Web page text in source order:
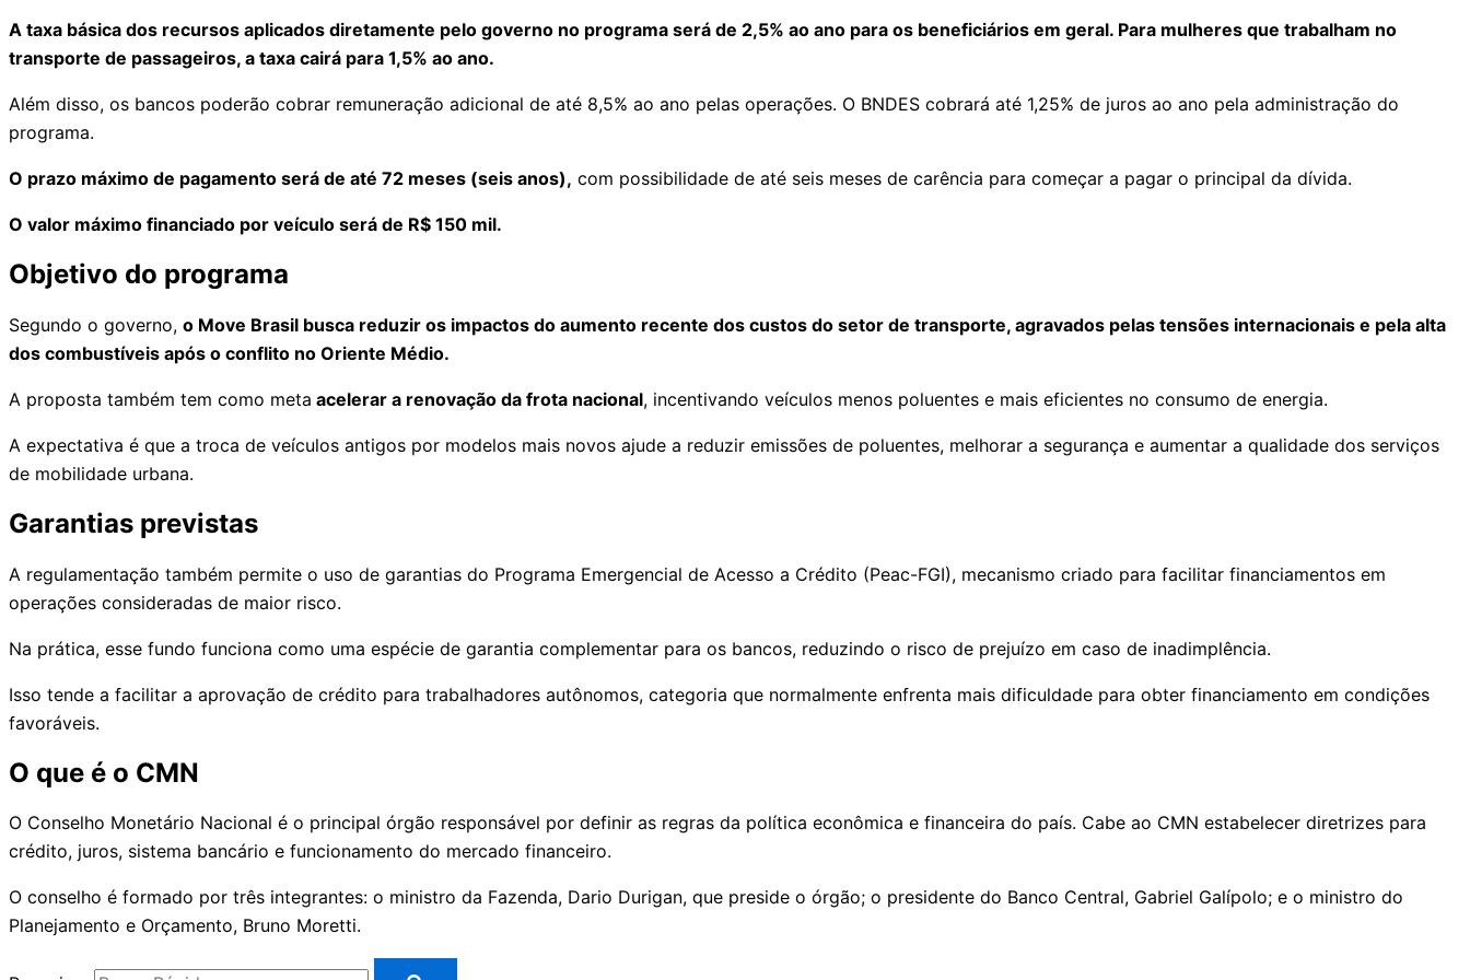
A taxa básica dos recursos aplicados diretamente pelo governo no programa será de 2,5% ao ano para os beneficiários em geral. Para mulheres que trabalham no
transporte de passageiros, a taxa cairá para 1,5% ao ano.
Além disso, os bancos poderão cobrar remuneração adicional de até 8,5% ao ano pelas operações. O BNDES cobrará até 1,25% de juros ao ano pela administração do
programa.
O prazo máximo de pagamento será de até 72 meses (seis anos), com possibilidade de até seis meses de carência para começar a pagar o principal da dívida.
O valor máximo financiado por veículo será de R$ 150 mil.
Objetivo do programa
Segundo o governo, o Move Brasil busca reduzir os impactos do aumento recente dos custos do setor de transporte, agravados pelas tensões internacionais e pela alta
dos combustíveis após o conflito no Oriente Médio.
A proposta também tem como meta acelerar a renovação da frota nacional, incentivando veículos menos poluentes e mais eficientes no consumo de energia.
A expectativa é que a troca de veículos antigos por modelos mais novos ajude a reduzir emissões de poluentes, melhorar a segurança e aumentar a qualidade dos serviços
de mobilidade urbana.
Garantias previstas
A regulamentação também permite o uso de garantias do Programa Emergencial de Acesso a Crédito (Peac-FGI), mecanismo criado para facilitar financiamentos em
operações consideradas de maior risco.
Na prática, esse fundo funciona como uma espécie de garantia complementar para os bancos, reduzindo o risco de prejuízo em caso de inadimplência.
Isso tende a facilitar a aprovação de crédito para trabalhadores autônomos, categoria que normalmente enfrenta mais dificuldade para obter financiamento em condições
favoráveis.
O que é o CMN
O Conselho Monetário Nacional é o principal órgão responsável por definir as regras da política econômica e financeira do país. Cabe ao CMN estabelecer diretrizes para
crédito, juros, sistema bancário e funcionamento do mercado financeiro.
O conselho é formado por três integrantes: o ministro da Fazenda, Dario Durigan, que preside o órgão; o presidente do Banco Central, Gabriel Galípolo; e o ministro do
Planejamento e Orçamento, Bruno Moretti.